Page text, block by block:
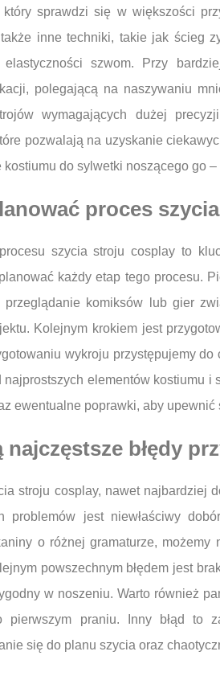
sprawdzi się w większości
inne techniki, takie jak ścieg
szwom. Przy
polegającą na naszywaniu
wymagających dużej
pozwalają na uzyskanie
do sylwetki noszącego go
proces
szycia stroju cosplay to
każdy etap tego procesu.
przeglądanie komiksów lub gier
Kolejnym krokiem jest
wykroju przystępujemy
najprostszych elementów kostiumu
ewentualne poprawki, aby
najczęstsze błędy
stroju cosplay, nawet najbardziej
problemów jest niewłaściwy
o różnej gramaturze,
powszechnym błędem jest
w noszeniu. Warto również
pierwszym praniu. Inny błąd to
się do planu szycia oraz